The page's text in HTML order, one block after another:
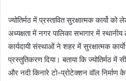
ज्योतिर्मठ में प्रस्तावित सुरक्षात्मक कार्यो
अध्यक्षता में नगर पालिका सभागार में
कार्यदायी संस्थाओं ने शहर में सुरक्षात्मक
प्रस्तुतिकरण दिया। बताया कि ज्योतिर्मठ
और नदी किनारे टो-प्रोटेक्शन वॉल निर्माण